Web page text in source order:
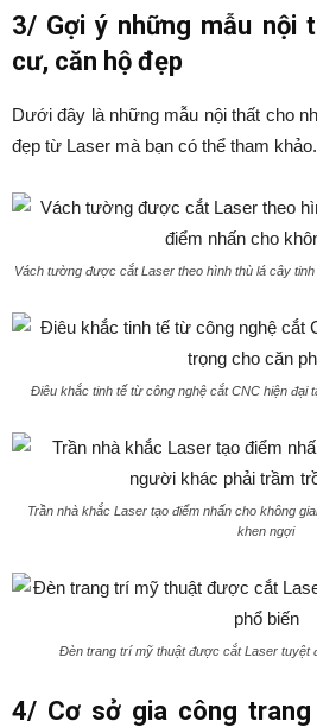
3/ Gợi ý những mẫu nội
cư, căn hộ đẹp
Dưới đây là những mẫu nội thất cho
đẹp từ Laser mà bạn có thể tham khảo.
Vách tường được cắt Laser theo hình thù lá cây
Điêu khắc tinh tế từ công nghệ cắt CNC hiện đại
Trần nhà khắc Laser tạo điểm nhấn cho không
khen ngợi
Đèn trang trí mỹ thuật được cắt Laser tuyệt
4/ Cơ sở gia công